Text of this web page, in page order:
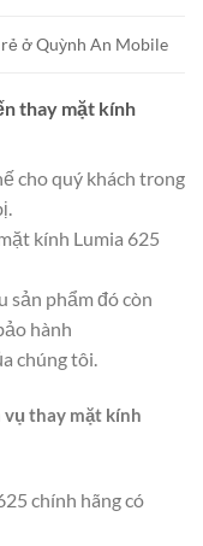
ở Quỳnh An Mobile
thay mặt kính
cho quý khách trong
kính Lumia 625
sản phẩm đó còn
hành
chúng tôi.
thay mặt kính
chính hãng có